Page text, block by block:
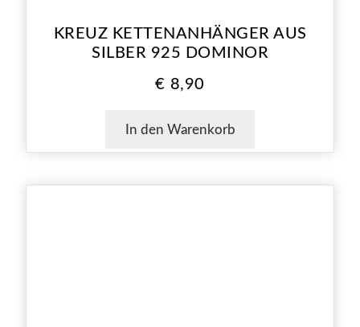
KREUZ KETTENANHÄNGER AUS
SILBER 925 DOMINOR
€ 8,90
In den Warenkorb